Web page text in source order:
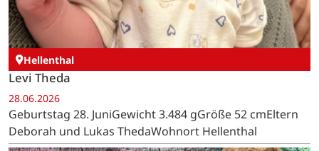
Hellenthal
Levi Theda
28.06.2026
Geburtstag 28. JuniGewicht 3.484 gGröße 52 cmEltern
Deborah und Lukas ThedaWohnort Hellenthal